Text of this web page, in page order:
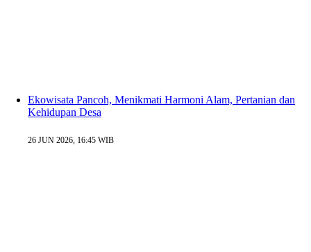
Ekowisata Pancoh, Menikmati Harmoni Alam, Pertanian dan
Kehidupan Desa
26 JUN 2026, 16:45 WIB